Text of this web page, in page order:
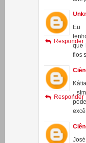
que
Responder
Kátia
Responder
José
Responder